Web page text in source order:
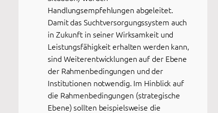
Handlungsempfehlungen abgeleitet.
Damit das Suchtversorgungssystem auch
in Zukunft in seiner Wirksamkeit und
Leistungsfähigkeit erhalten werden kann,
sind Weiterentwicklungen auf der Ebene
der Rahmenbedingungen und der
Institutionen notwendig. Im Hinblick auf
die Rahmenbedingungen (strategische
Ebene) sollten beispielsweise die